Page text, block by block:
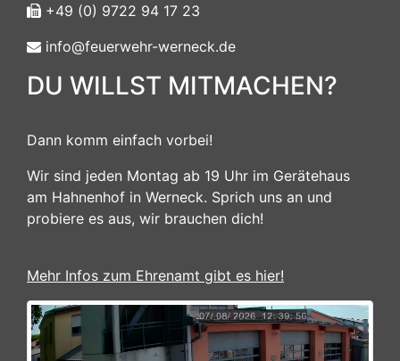
+49 (0) 9722 94 17 23
info@feuerwehr-werneck.de
DU WILLST MITMACHEN?
Dann komm einfach vorbei!
Wir sind jeden Montag ab 19 Uhr im Gerätehaus
am Hahnenhof in Werneck. Sprich uns an und
probiere es aus, wir brauchen dich!
Mehr Infos zum Ehrenamt gibt es hier!